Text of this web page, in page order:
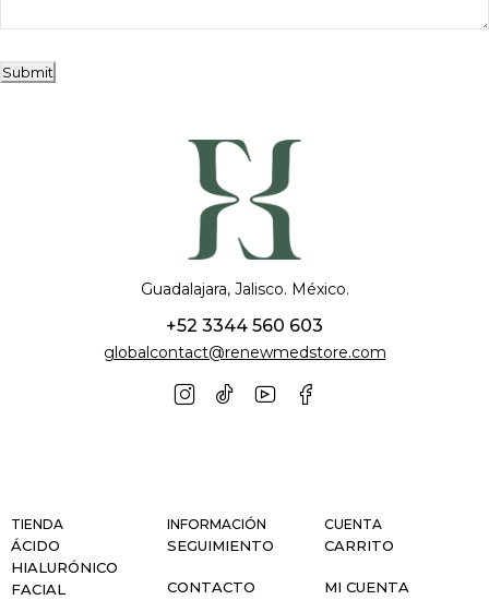
Submit
Guadalajara, Jalisco. México.
+52 3344 560 603
globalcontact@renewmedstore.com
TIENDA
ÁCIDO
HIALURÓNICO
FACIAL
INFORMACIÓN
SEGUIMIENTO
CONTACTO
CUENTA
CARRITO
MI CUENTA